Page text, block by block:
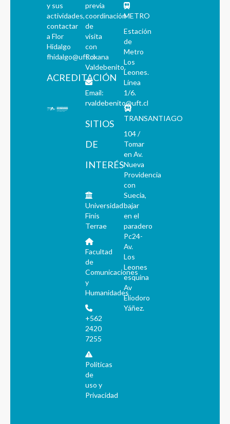
y sus
actividades,
contactar
a Flor
Hidalgo
fhidalgo@uft.cl
ACREDITACIÓN
previa
coordinación
de
visita
con
Roxana
Valdebenito.
Email:
rvaldebenito@uft.cl
SITIOS
DE
INTERÉS
Universidad
Finis
Terrae
Facultad
de
Comunicaciones
y
Humanidades
+562
2420
7255
Políticas
de
uso y
Privacidad
METRO
Estación
de
Metro
Los
Leones.
Línea
1/6.
TRANSANTIAGO
104 /
Tomar
en Av.
Nueva
Providencia
con
Suecia,
bajar
en el
paradero
Pc24-
Av.
Los
Leones
esquina
Av
Eliodoro
Yáñez.